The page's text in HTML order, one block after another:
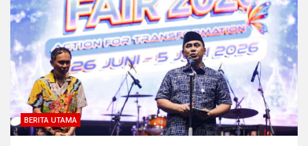
BERITA UTAMA